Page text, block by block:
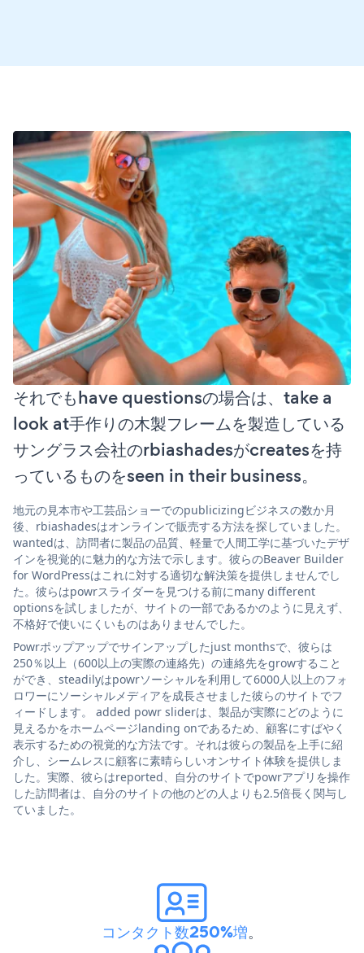
それでもhave questionsの場合は、take a
look at手作りの木製フレームを製造している
サングラス会社のrbiashadesがcreatesを持
っているものをseen in their business。
地元の見本市や工芸品ショーでのpublicizingビジネスの数か月
後、rbiashadesはオンラインで販売する方法を探していました。
wantedは、訪問者に製品の品質、軽量で人間工学に基づいたデザ
インを視覚的に魅力的な方法で示します。彼らのBeaver Builder
for WordPressはこれに対する適切な解決策を提供しませんでし
た。彼らはpowrスライダーを見つける前にmany different
optionsを試しましたが、サイトの一部であるかのように見えず、
不格好で使いにくいものはありませんでした。
Powrポップアップでサインアップしたjust monthsで、彼らは
250％以上（600以上の実際の連絡先）の連絡先をgrowすること
ができ、steadilyはpowrソーシャルを利用して6000人以上のフォ
ロワーにソーシャルメディアを成長させました彼らのサイトでフ
ィードします。 added powr sliderは、製品が実際にどのように
見えるかをホームページlanding onであるため、顧客にすばやく
表示するための視覚的な方法です。それは彼らの製品を上手に紹
介し、シームレスに顧客に素晴らしいオンサイト体験を提供しま
した。実際、彼らはreported、自分のサイトでpowrアプリを操作
した訪問者は、自分のサイトの他のどの人よりも2.5倍長く関与し
ていました。
コンタクト数250%増。